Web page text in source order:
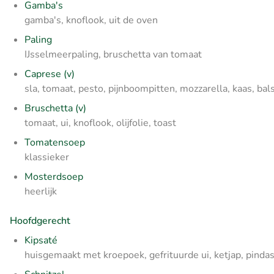
Gamba's
gamba's, knoflook, uit de oven
Paling
IJsselmeerpaling, bruschetta van tomaat
Caprese (v)
sla, tomaat, pesto, pijnboompitten, mozzarella, kaas,
Bruschetta (v)
tomaat, ui, knoflook, olijfolie, toast
Tomatensoep
klassieker
Mosterdsoep
heerlijk
Hoofdgerecht
Kipsaté
huisgemaakt met kroepoek, gefrituurde ui, ketjap,